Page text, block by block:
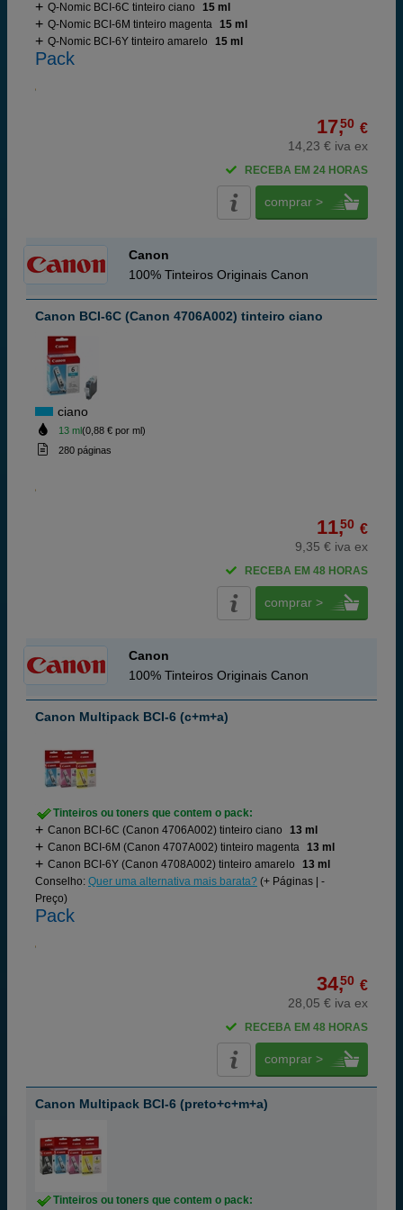
Q-Nomic BCI-6C tinteiro ciano
15 ml
Q-Nomic BCI-6M tinteiro magenta 15 ml
Q-Nomic BCI-6Y tinteiro amarelo
15 ml
Pack
17,50 €
14,23 € iva ex
RECEBA EM 24 HORAS
comprar >
Canon
100% Tinteiros Originais Canon
Canon BCI-6C (Canon 4706A002) tinteiro ciano
ciano
13 ml(0,88 € por ml)
280 páginas
11,50 €
9,35 € iva ex
RECEBA EM 48 HORAS
comprar >
Canon
100% Tinteiros Originais Canon
Canon Multipack BCI-6 (c+m+a)
Tinteiros ou toners que contem o pack:
Canon BCI-6C (Canon 4706A002) tinteiro ciano
13 ml
Canon BCI-6M (Canon 4707A002) tinteiro magenta 13 ml
Canon BCI-6Y (Canon 4708A002) tinteiro amarelo
13 ml
Conselho: Quer uma alternativa mais barata? (+ Páginas | -
Preço)
Pack
34,50 €
28,05 € iva ex
RECEBA EM 48 HORAS
comprar >
Canon Multipack BCI-6 (preto+c+m+a)
Tinteiros ou toners que contem o pack: